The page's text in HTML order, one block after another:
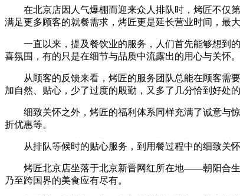
在北京店因人气爆棚而迎来众人排队时，烤匠不仅第
满足更多顾客的就餐需求，烤匠更是延长营业时间，最大
一直以来，提及餐饮业的服务，人们首先能够想到的
喜氛围，有的只是在细节与品质中流露出的用心与关怀。
从顾客的反馈来看，烤匠的服务团队总能在顾客需要
加自然、贴心，少了过度的殷勤，又多了几分恰到好处的
细致关怀之外，烤匠的福利体系同样充满了诚意与惊
折优惠等。
从排队等候时的贴心服务，到用餐过程中的细致关怀
烤匠北京店坐落于北京新晋网红所在地——朝阳合生
乃至跨国界的美食应有尽有。